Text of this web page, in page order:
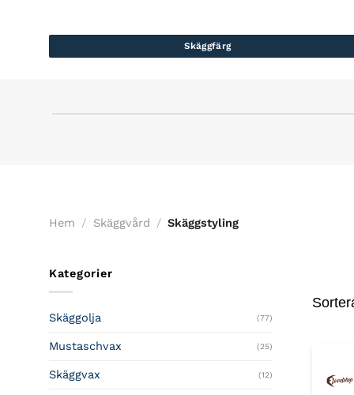
Skäggfärg
Hem / Skäggvård / Skäggstyling
Kategorier
Skäggolja (77)
Mustaschvax (25)
Skäggvax (12)